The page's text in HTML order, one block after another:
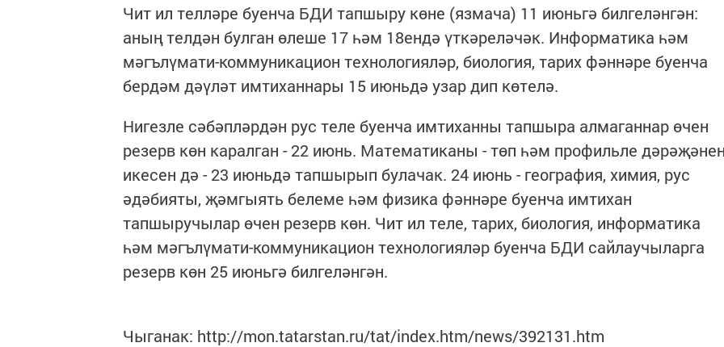
Чит ил телләре буенча БДИ тапшыру көне (язмача) 11 июньгә билгеләнгән:
аның телдән булган өлеше 17 һәм 18ендә үткәреләчәк. Информатика һәм
мәгълүмати-коммуникацион технологияләр, биология, тарих фәннәре буенча
бердәм дәүләт имтиханнары 15 июньдә узар дип көтелә.
Нигезле сәбәпләрдән рус теле буенча имтиханны тапшыра алмаганнар өчен
резерв көн каралган - 22 июнь. Математиканы - төп һәм профильле
икесен дә - 23 июньдә тапшырып булачак. 24 июнь - география, химия, рус
әдәбияты, җәмгыять белеме һәм физика фәннәре буенча имтихан
тапшыручылар өчен резерв көн. Чит ил теле, тарих, биология, информатика
һәм мәгълүмати-коммуникацион технологияләр буенча БДИ сайлаучыларга
резерв көн 25 июньгә билгеләнгән.
Чыганак: http://mon.tatarstan.ru/tat/index.htm/news/392131.htm